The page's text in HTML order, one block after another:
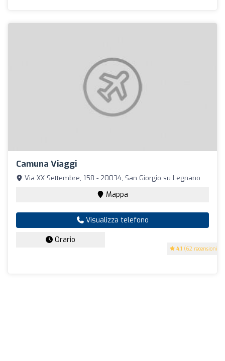
Camuna Viaggi
4.1 (62 recensioni)
Via XX Settembre, 158 - 20034, San Giorgio su Legnano
Mappa
Visualizza telefono
Orario